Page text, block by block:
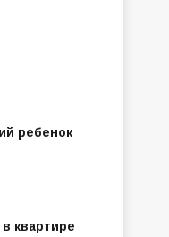
ребенок
квартире